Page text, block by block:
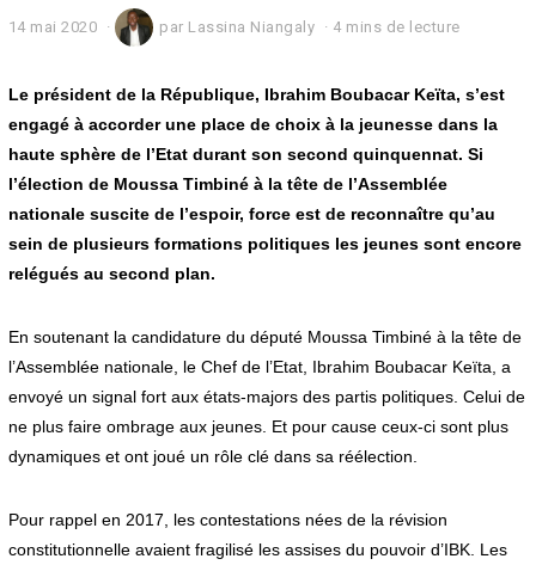
14 mai 2020
a
2
0
2
par Lassina Niangaly 4 mins de lecture
Le président de la République, Ibrahim Boubacar Keïta, s’est
engagé à accorder une place de choix à la jeunesse dans la
haute sphère de l’Etat durant son second quinquennat. Si
l’élection de Moussa Timbiné à la tête de l’Assemblée
nationale suscite de l’espoir, force est de reconnaître qu’au
sein de plusieurs formations politiques les jeunes sont encore
relégués au second plan.
En soutenant la candidature du député Moussa Timbiné à la tête de
l’Assemblée nationale, le Chef de l’Etat, Ibrahim Boubacar Keïta, a
envoyé un signal fort aux états-majors des partis politiques. Celui de
ne plus faire ombrage aux jeunes. Et pour cause ceux-ci sont plus
dynamiques et ont joué un rôle clé dans sa réélection.
Pour rappel en 2017, les contestations nées de la révision
constitutionnelle avaient fragilisé les assises du pouvoir d’IBK. Les